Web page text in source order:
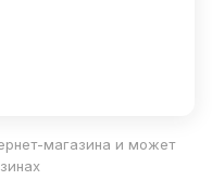
магазина и может